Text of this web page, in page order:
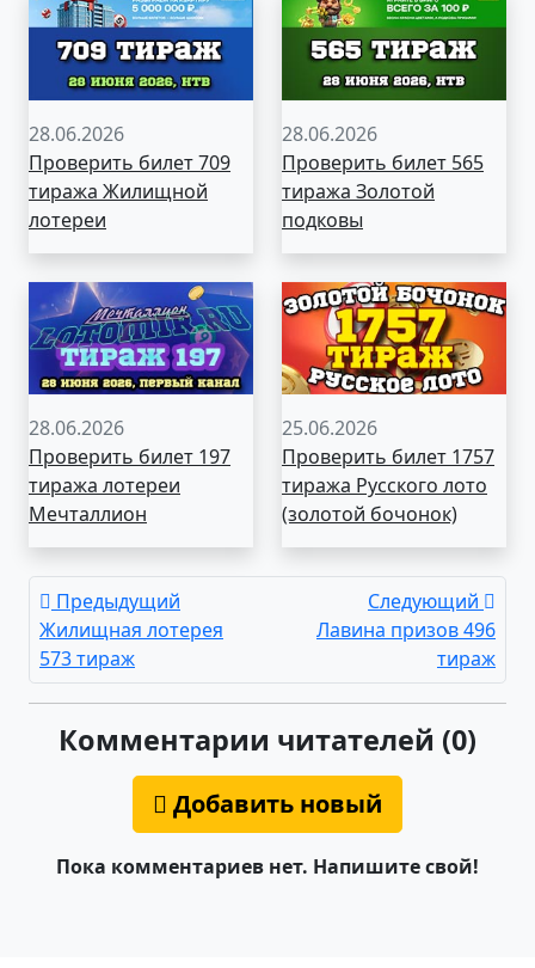
28.06.2026
Проверить билет 709
тиража Жилищной
лотереи
28.06.2026
Проверить билет 565
тиража Золотой
подковы
28.06.2026
Проверить билет 197
тиража лотереи
Мечталлион
25.06.2026
Проверить билет 1757
тиража Русского лото
(золотой бочонок)
Предыдущий
Жилищная лотерея
573 тираж
Следующий
Лавина призов 496
тираж
Комментарии читателей (0)
Добавить новый
Пока комментариев нет. Напишите свой!